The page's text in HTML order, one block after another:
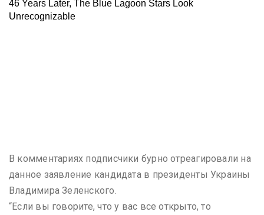
В комментариях подписчики бурно отреагировали на
данное заявление кандидата в президенты Украины
Владимира Зеленского.
“Если вы говорите, что у вас все открыто, то